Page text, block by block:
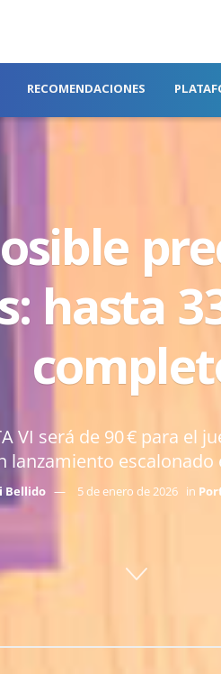
RECOMENDACIONES
hasta
VI será de 90 € para el
lanzamiento escalonado
Bellido 5 de enero de 2026 in